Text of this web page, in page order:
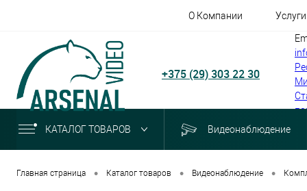
О Компании Услуги
+375 (29) 303 22 30
КАТАЛОГ ТОВАРОВ Видеонаблюдение
Главная страница • Каталог товаров • Видеонаблюдение •